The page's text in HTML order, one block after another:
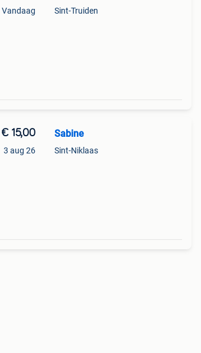
Vandaag Sint-Truiden
€ 15,00
3 aug 26
Sabine
Sint-Niklaas